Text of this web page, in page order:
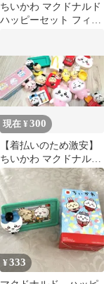
ちいかわ マクドナルド
ハッピーセット フィギ
現在 ¥300
【着払いのため激安】
ちいかわ マクドナルド
ハッピーセット等 まと
め売り
¥333